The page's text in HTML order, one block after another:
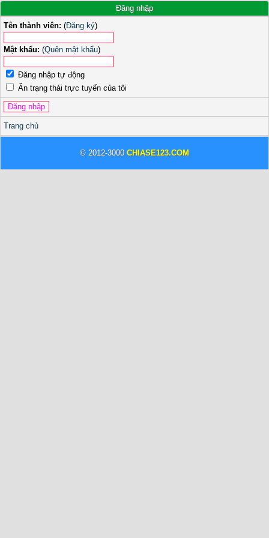
Đăng nhập
Tên thành viên: (Đăng ký)
Mật khẩu: (Quên mật khẩu)
Đăng nhập tự động
Ẩn trạng thái trực tuyến của tôi
Trang chủ
© 2012-3000 CHIASE123.COM